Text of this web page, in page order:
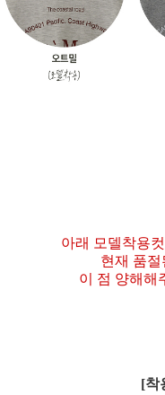
아래 모델착용
현재 품절
이 점 양해해
[착